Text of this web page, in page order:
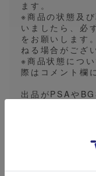
ます。
※商品の状態及
いましたら、必
をお願いします
ねる場合がござ
※商品状態につ
際はコメント欄
出品がPSAや
合があります。
鑑定番号とは異
バージョン違い
指定をいただく